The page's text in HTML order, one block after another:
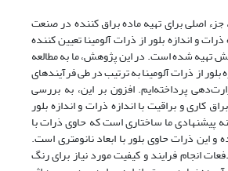
جزء اصلی برای تهیه ماده براق کننده در صنعت
و اندازه بلور از ذرات آلومینا تعیین کننده
تهیه شده است. در این پژوهش، ما به مطالعه
بلور از ذرات آلومینا به ترتیب در طی فرآیندهای
پرداخته‌ایم. افزون بر این، به بررسی
کاری و براقیت با اندازه ذرات و اندازه بلور
پیشنهادی ما ساختاری است که حاوی ذرات با
و این ذرات حاوی بلور با ابعاد نانومتری است.
انجام فرایند و کیفیت مورد نیاز برای رنگ